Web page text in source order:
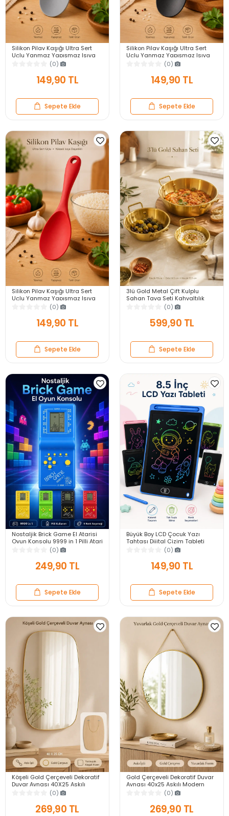
Silikon Pilav Kaşığı Ultra Sert
Uçlu Yanmaz Yapışmaz Isıya
Dayanıklı Gri Servis Yemek
(0)
149,90 TL
Sepete Ekle
Silikon Pilav Kaşığı Ultra Sert
Uçlu Yanmaz Yapışmaz Isıya
Dayanıklı Siyah Servis Yemek
(0)
149,90 TL
Sepete Ekle
Silikon Pilav Kaşığı Ultra Sert
Uçlu Yanmaz Yapışmaz Isıya
Dayanıklı Kırmızı Servis Yemek
(0)
149,90 TL
Sepete Ekle
3lü Gold Metal Çift Kulplu
Sahan Tava Seti Kahvaltılık
Meze Menemen Mutfak Sofra
Sunum Kabı Seti
(0)
599,90 TL
Sepete Ekle
Nostaljik Brick Game El Atarisi
Oyun Konsolu 9999 in 1 Pilli Atari
Eğlenceli Çocuk Oyuncağı
(0)
249,90 TL
Sepete Ekle
Büyük Boy LCD Çocuk Yazı
Tahtası Dijital Çizim Tableti
Kalemli Silinebilir 8.5′ Oyuncak
(0)
149,90 TL
Sepete Ekle
Köşeli Gold Çerçeveli Dekoratif
Duvar Aynası 40X25 Askılı
Modern Salon Antre Banyo
Yatak Odası Ayna
(0)
269,90 TL
Gold Çerçeveli Dekoratif Duvar
Aynası 40x25 Askılı Modern
Salon Antre Banyo Yatak Odası
(0)
269,90 TL